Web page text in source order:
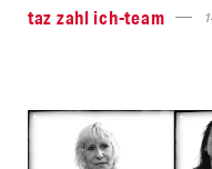
taz zahl ich-team